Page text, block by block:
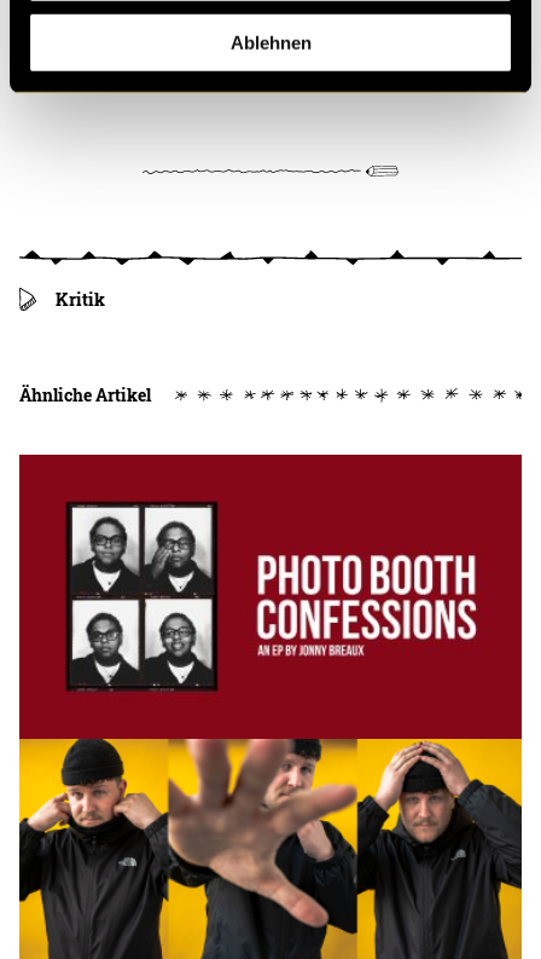
Ablehnen
(mbi)
Kritik
Ähnliche Artikel